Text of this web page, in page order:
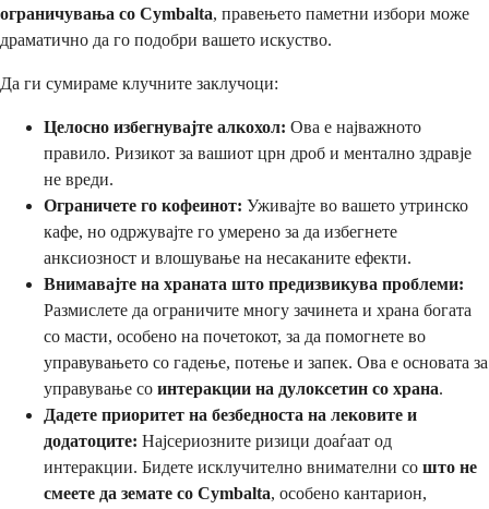
ограничувања со Cymbalta, правењето паметни избори може
драматично да го подобри вашето искуство.
Да ги сумираме клучните заклучоци:
Целосно избегнувајте алкохол: Ова е најважното
правило. Ризикот за вашиот црн дроб и ментално здравје
не вреди.
Ограничете го кофеинот: Уживајте во вашето утринско
кафе, но одржувајте го умерено за да избегнете
анксиозност и влошување на несаканите ефекти.
Внимавајте на храната што предизвикува проблеми:
Размислете да ограничите многу зачинета и храна богата
со масти, особено на почетокот, за да помогнете во
управувањето со гадење, потење и запек. Ова е основата за
управување со интеракции на дулоксетин со храна.
Дадете приоритет на безбедноста на лековите и
додатоците: Најсериозните ризици доаѓаат од
интеракции. Бидете исклучително внимателни со што не
смеете да земате со Cymbalta, особено кантарион,